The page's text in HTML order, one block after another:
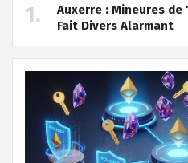
Auxerre : Mineures de
Fait Divers Alarmant